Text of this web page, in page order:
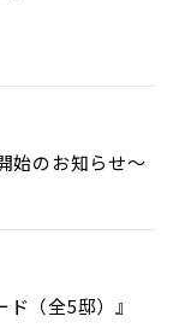
始のお知らせ～
（全5邸）』